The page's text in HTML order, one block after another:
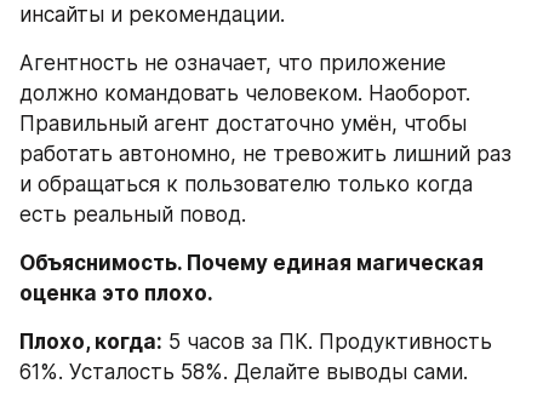
инсайты и рекомендации.
Агентность не означает, что приложение
должно командовать человеком. Наоборот.
Правильный агент достаточно умён, чтобы
работать автономно, не тревожить лишний раз
и обращаться к пользователю только когда
есть реальный повод.
Объяснимость. Почему единая магическая
оценка это плохо.
Плохо, когда: 5 часов за ПК. Продуктивность
61%. Усталость 58%. Делайте выводы сами.